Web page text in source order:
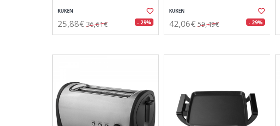
KUKEN
25,88€ 36,61€ - 29%
KUKEN
42,06€ 59,49€ - 29%